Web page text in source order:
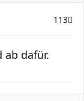
113
ab dafür.